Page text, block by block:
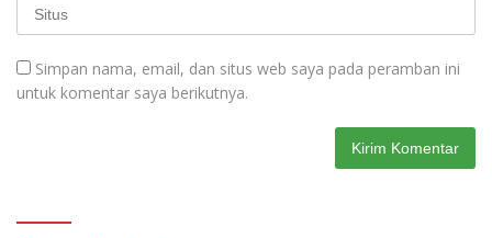
Simpan nama, email, dan situs web saya pada peramban ini
untuk komentar saya berikutnya.